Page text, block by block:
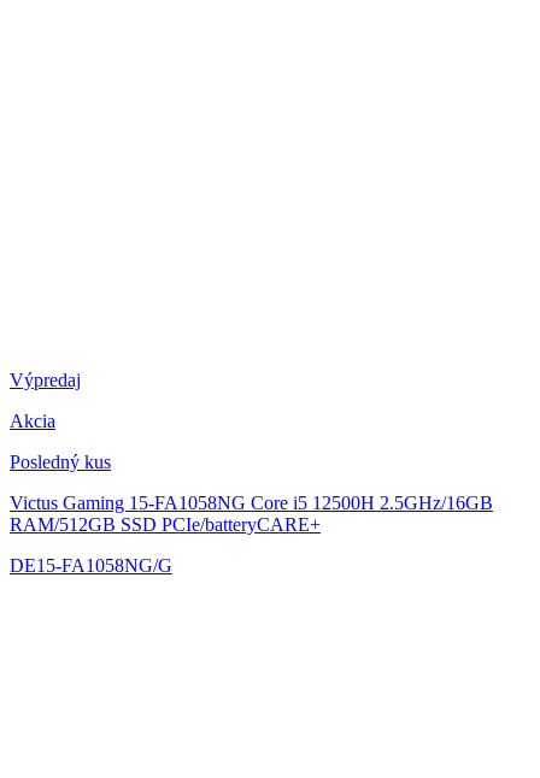
Výpredaj
Akcia
Posledný kus
Victus Gaming 15-FA1058NG Core i5 12500H 2.5GHz/16GB
RAM/512GB SSD PCIe/batteryCARE+
DE15-FA1058NG/G